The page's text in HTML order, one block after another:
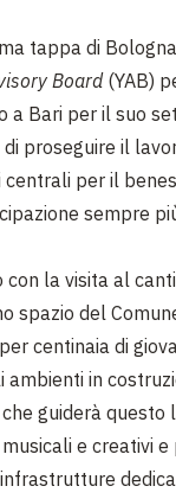
tappa di
Board(YAB)
a Bari per il suo
proseguire il
per il
sempre
con la visita al
spazio del
centinaia di
in
guiderà
e creativi